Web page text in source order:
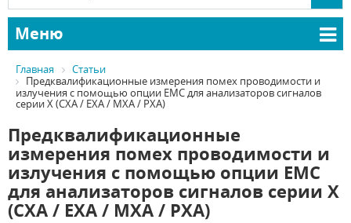
Меню
Главная
Статьи
Предквалификационные измерения помех проводимости и
излучения с помощью опции EMC для анализаторов сигналов
серии X (CXA / EXA / MXA / PXA)
Предквалификационные
измерения помех проводимости и
излучения с помощью опции EMC
для анализаторов сигналов серии X
(CXA / EXA / MXA / PXA)